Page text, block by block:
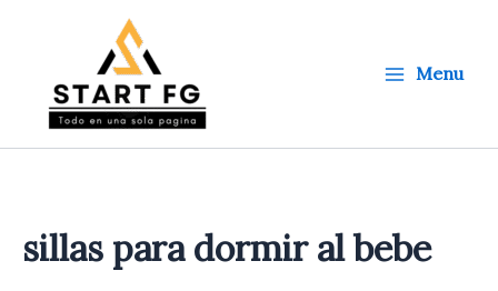
Menu
sillas para dormir al bebe